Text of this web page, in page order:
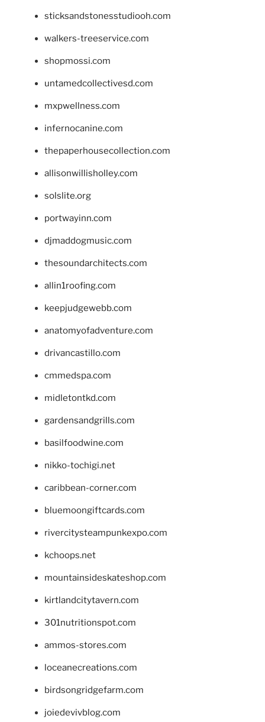
sticksandstonesstudiooh.com
walkers-treeservice.com
shopmossi.com
untamedcollectivesd.com
mxpwellness.com
infernocanine.com
thepaperhousecollection.com
allisonwillisholley.com
solslite.org
portwayinn.com
djmaddogmusic.com
thesoundarchitects.com
allin1roofing.com
keepjudgewebb.com
anatomyofadventure.com
drivancastillo.com
cmmedspa.com
midletontkd.com
gardensandgrills.com
basilfoodwine.com
nikko-tochigi.net
caribbean-corner.com
bluemoongiftcards.com
rivercitysteampunkexpo.com
kchoops.net
mountainsideskateshop.com
kirtlandcitytavern.com
301nutritionspot.com
ammos-stores.com
loceanecreations.com
birdsongridgefarm.com
joiedevivblog.com